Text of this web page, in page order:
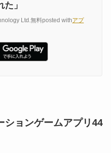
」
Ltd.無料posted withアプ
ションゲームアプリ44